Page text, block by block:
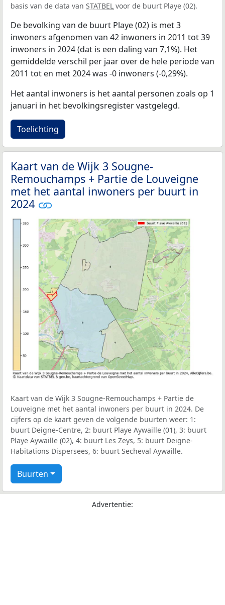
basis van de data van STATBEL voor de buurt Playe (02).
De bevolking van de buurt Playe (02) is met 3
inwoners afgenomen van 42 inwoners in 2011 tot 39
inwoners in 2024 (dat is een daling van 7,1%). Het
gemiddelde verschil per jaar over de hele periode van
2011 tot en met 2024 was -0 inwoners (-0,29%).
Het aantal inwoners is het aantal personen zoals op 1
januari in het bevolkingsregister vastgelegd.
Toelichting
Kaart van de Wijk 3 Sougne-
Remouchamps + Partie de Louveigne
met het aantal inwoners per buurt in
2024
Kaart van de Wijk 3 Sougne-Remouchamps + Partie de
Louveigne met het aantal inwoners per buurt in 2024. De
cijfers op de kaart geven de volgende buurten weer: 1:
buurt Deigne-Centre, 2: buurt Playe Aywaille (01), 3: buurt
Playe Aywaille (02), 4: buurt Les Zeys, 5: buurt Deigne-
Habitations Dispersees, 6: buurt Secheval Aywaille.
Buurten
Advertentie: